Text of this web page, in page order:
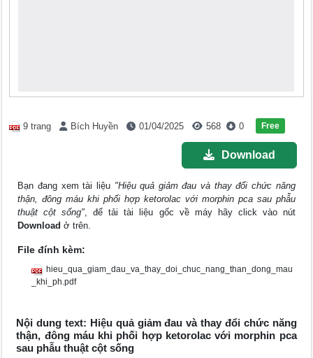
9 trang Bích Huyền 01/04/2025 568 0 Free
Download
Bạn đang xem tài liệu "Hiệu quả giảm đau và thay đổi chức năng
thận, đông máu khi phối hợp ketorolac với morphin pca sau phẫu
thuật cột sống", để tải tài liệu gốc về máy hãy click vào nút
Download ở trên.
File đính kèm:
hieu_qua_giam_dau_va_thay_doi_chuc_nang_than_dong_mau
_khi_ph.pdf
Nội dung text: Hiệu quả giảm đau và thay đổi chức năng
thận, đông máu khi phối hợp ketorolac với morphin pca
sau phẫu thuật cột sống